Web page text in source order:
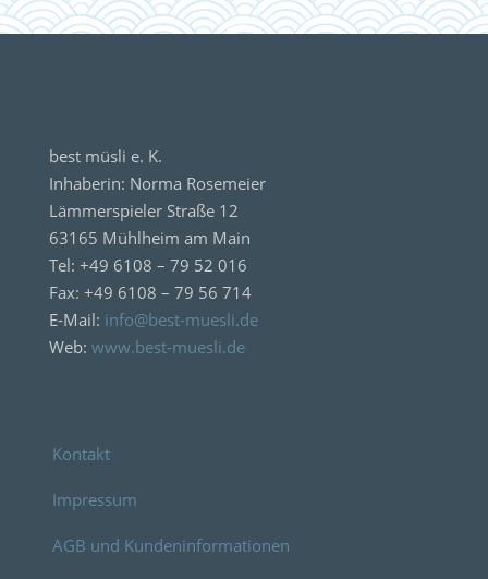
best müsli e. K.
Inhaberin: Norma Rosemeier
Lämmerspieler Straße 12
63165 Mühlheim am Main
Tel: +49 6108 – 79 52 016
Fax: +49 6108 – 79 56 714
E-Mail: info@best-muesli.de
Web: www.best-muesli.de
Kontakt
Impressum
AGB und Kundeninformationen